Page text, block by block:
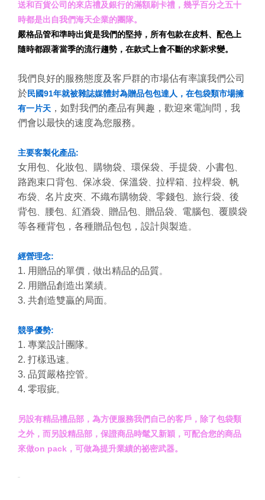
送和百貨公司的來店禮及銀行的滿額刷卡禮，幾乎百分之五十
時都是出自我們海天企業的團隊。
嚴格品管和準時出貨是我們的堅持，所有包款在皮料、配色上
隨時都跟著當季的流行趨勢，在款式上會不斷的求新求變。
我們良好的服務態度及客戶群的市場佔有率讓我們公司
於民國91年就被雜誌媒體封為贈品包包達人，在包袋類市場擁
有一片天 ，如對我們的產品有興趣，歡迎來電詢問，我
們會以最快的速度為您服務。
主要客製化產品:
女用包、化妝包、購物袋、環保袋、手提袋 小書包
路跑束口背包 保冰袋 保溫袋 拉桿箱 拉桿袋
帆
布袋
名片皮夾 不織布購物袋 零錢包 旅行袋
後
背包
腰包 紅酒袋 贈品包 贈品袋 電腦包
覆膜袋
等各種背包，各種贈品包包，設計與製造。
經營理念:
1. 用贈品的單價 ， 做出精品的品質。
2. 用贈品創造出業績。
3. 共創造雙贏的局面。
競爭優勢:
1. 專業設計團隊。
2. 打樣迅速。
3. 品質嚴格控管。
4. 零瑕疵。
另設有精品禮品部，為方便服務我們自己的客戶，除了包袋類
之外，而另設精品部，保證商品時髦又新穎，可配合您的商品
來做on pack，可做為提升業績的祕密武器。